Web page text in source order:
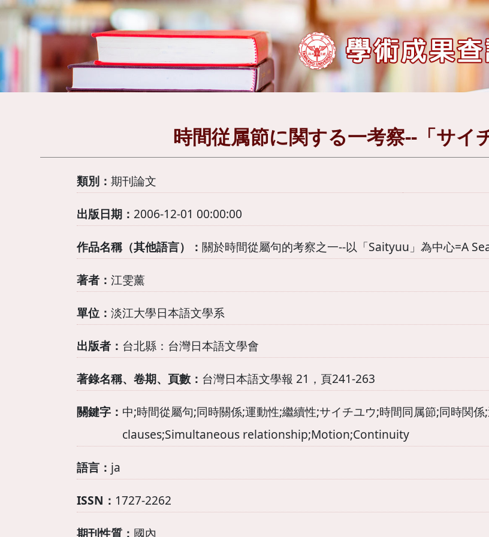
時間従属節に関する一考察--「サイ
類別： 期刊論文
出版日期： 2006-12-01 00:00:00
作品名稱（其他語言）： 關於時間從屬句的考察之一--以「Saityuu」為中心=A
著者： 江雯薰
單位： 淡江大學日本語文學系
出版者： 台北縣：台灣日本語文學會
著錄名稱、卷期、頁數： 台灣日本語文學報 21，頁241-263
關鍵字： 中;時間從屬句;同時關係;運動性;繼續性;サイチユウ;時間同属節;同時関
clauses;Simultaneous relationship;Motion;Continuity
語言： ja
ISSN： 1727-2262
期刊性質： 國內